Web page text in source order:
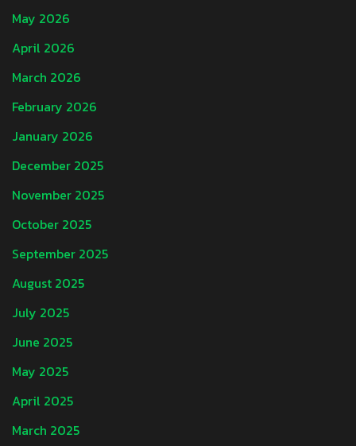
May 2026
April 2026
March 2026
February 2026
January 2026
December 2025
November 2025
October 2025
September 2025
August 2025
July 2025
June 2025
May 2025
April 2025
March 2025